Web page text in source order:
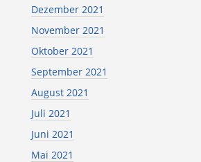
Dezember 2021
November 2021
Oktober 2021
September 2021
August 2021
Juli 2021
Juni 2021
Mai 2021